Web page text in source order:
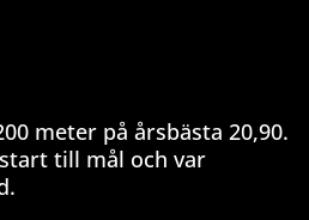
meter på årsbästa 20,90.
till mål och var